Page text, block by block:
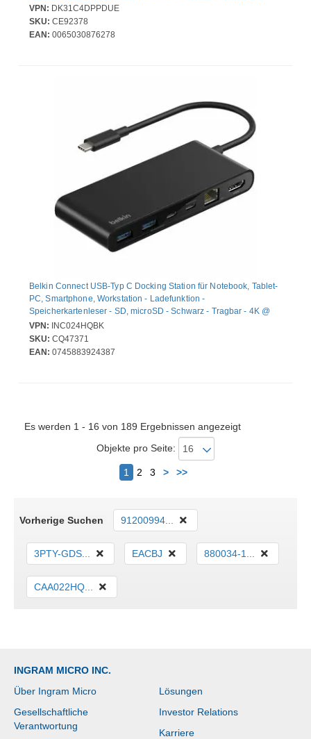
Displays - 4K - 3840 x 2160, 5120 x 2880 - USB Typ-A - 1 x USB
Typ-C-Anschlüsse - USB Typ C - Netzwerk (RJ-45) - HDMI -
DisplayPort - Thunderbolt - Kabelgebundenes - Gigabit-Ethernet -
VPN: DK31C4DPPDUE
SKU: CE92378
EAN: 0065030876278
Belkin Connect USB-Typ C Docking Station für Notebook, Tablet-
PC, Smartphone, Workstation - Ladefunktion -
Speicherkartenleser - SD, microSD - Schwarz - Tragbar - 4K @
60Hz, 4K, 4K UHD - 3840 x 2160 - 4 x USB-Anschlüsse - 2 x USB
Typ-A-Anschlüsse - USB Typ-A - 2 x USB Typ-C-Anschlüsse -
USB Typ C - Netzwerk (RJ-45) - HDMI - Kabelgebundenes - 2.5
VPN: INC024HQBK
SKU: CQ47371
EAN: 0745883924387
Es werden 1 - 16 von 189 Ergebnissen angezeigt
Objekte pro Seite:
1 2 3 > >>Nächster
Vorherige Suchen 91200994...
3PTY-GDS... EACBJ 880034-1...
CAA022HQ...
INGRAM MICRO INC.
Über Ingram Micro
Lösungen
Gesellschaftliche
Verantwortung
Investor Relations
Karriere